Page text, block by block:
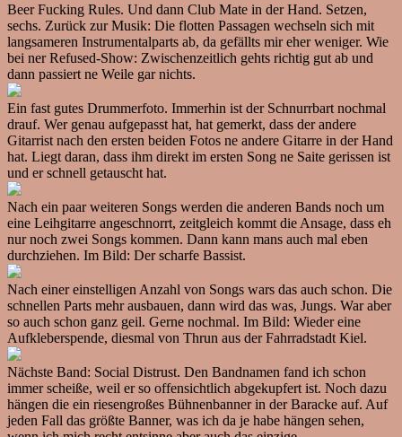
Beer Fucking Rules. Und dann Club Mate in der Hand. Setzen,
sechs. Zurück zur Musik: Die flotten Passagen wechseln sich mit
langsameren Instrumentalparts ab, da gefällts mir eher weniger. Wie
bei ner Refused-Show: Zwischenzeitlich gehts richtig gut ab und
dann passiert ne Weile gar nichts.
Ein fast gutes Drummerfoto. Immerhin ist der Schnurrbart nochmal
drauf. Wer genau aufgepasst hat, hat gemerkt, dass der andere
Gitarrist nach den ersten beiden Fotos ne andere Gitarre in der Hand
hat. Liegt daran, dass ihm direkt im ersten Song ne Saite gerissen ist
und er schnell getauscht hat.
Nach ein paar weiteren Songs werden die anderen Bands noch um
eine Leihgitarre angeschnorrt, zeitgleich kommt die Ansage, dass eh
nur noch zwei Songs kommen. Dann kann mans auch mal eben
durchziehen. Im Bild: Der scharfe Bassist.
Nach einer einstelligen Anzahl von Songs wars das auch schon. Die
schnellen Parts mehr ausbauen, dann wird das was, Jungs. War aber
so auch schon ganz geil. Gerne nochmal. Im Bild: Wieder eine
Aufkleberspende, diesmal von Thrun aus der Fahrradstadt Kiel.
Nächste Band: Social Distrust. Den Bandnamen fand ich schon
immer scheiße, weil er so offensichtlich abgekupfert ist. Noch dazu
hängen die ein riesengroßes Bühnenbanner in der Baracke auf. Auf
jeden Fall das größte Banner, was ich da je habe hängen sehen,